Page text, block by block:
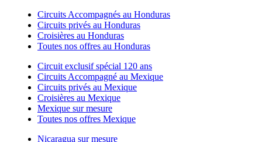
Circuits Accompagnés au Honduras
Circuits privés au Honduras
Croisières au Honduras
Toutes nos offres au Honduras
Circuit exclusif spécial 120 ans
Circuits Accompagné au Mexique
Circuits privés au Mexique
Croisières au Mexique
Mexique sur mesure
Toutes nos offres Mexique
Nicaragua sur mesure